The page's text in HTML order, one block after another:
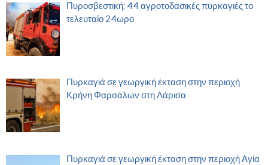
Πυροσβεστική: 44 αγροτοδασικές πυρκαγιές το
τελευταίο 24ωρο
Πυρκαγιά σε γεωργική έκταση στην περιοχή
Κρήνη Φαρσάλων στη Λάρισα
Πυρκαγιά σε γεωργική έκταση στην περιοχή Αγία